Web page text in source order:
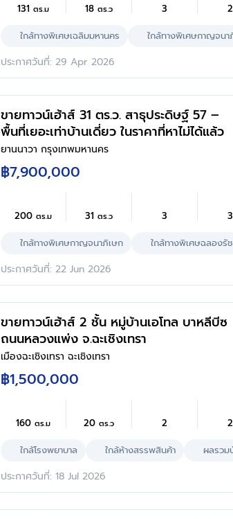
131ตร.ม 18ตร.ว 3 2
ใกล้ทางพิเศษเฉลิมมหานคร ใกล้ทางพิเศษกาญจนา
ประกาศวันที่: 29 Apr 2026
ขายทาวน์เฮ้าส์ 31 ตร.ว. สาธุประดิษฐ์ 57 –
พื้นที่เยอะเท่าบ้านเดี่ยว ในราคาที่หาไม่ได้แล้ว
ยานนาวา กรุงเทพมหานคร
฿7,900,000
200ตร.ม 31ตร.ว 3 3
ใกล้ทางพิเศษกาญจนาภิเษก ใกล้ทางพิเศษฉลองรัช
ประกาศวันที่: 22 Jun 2026
ขายทาวน์เฮ้าส์ 2 ชั้น หมู่บ้านเอโทล บาหลีบีซ
ถนนหลวงแพ่ง จ.ฉะเชิงเทรา
เมืองฉะเชิงเทรา ฉะเชิงเทรา
฿1,500,000
160ตร.ม 20ตร.ว 2 2
ใกล้โรงพยาบาล ใกล้ห้างสรรพสินค้า ผลรวม
ประกาศวันที่: 18 Jul 2026